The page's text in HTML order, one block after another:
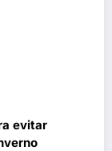
evitar